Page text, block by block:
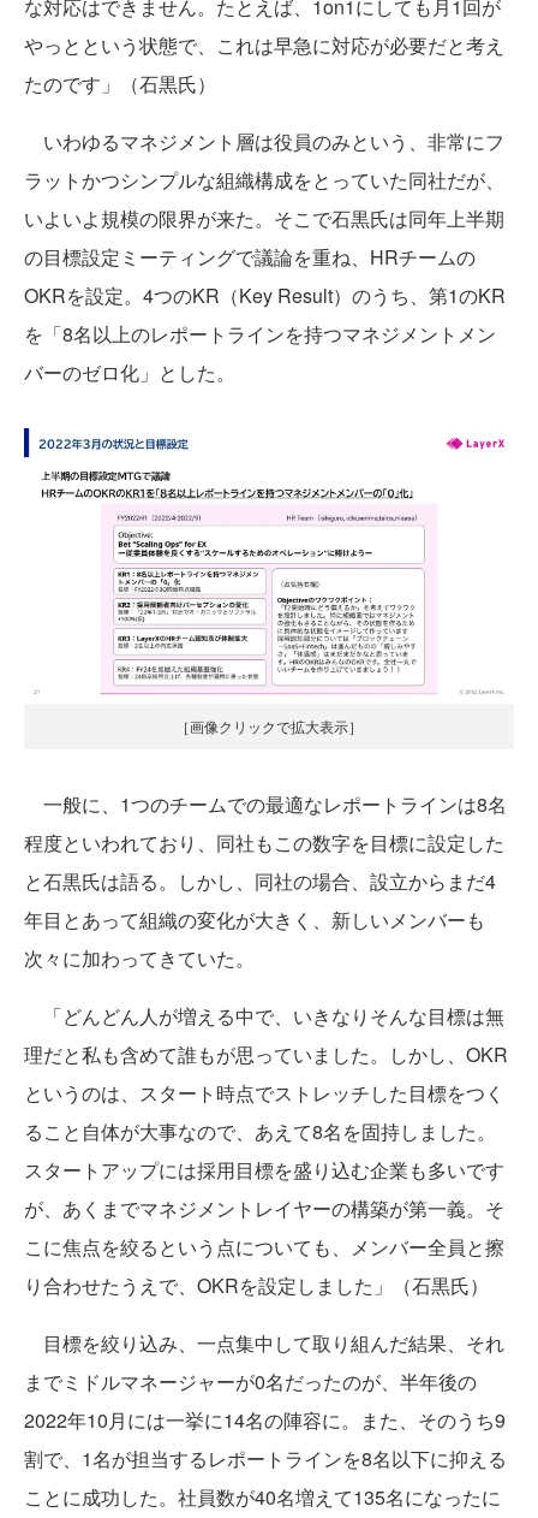
な対応はできません。たとえば、1on1にしても月1回が
やっとという状態で、これは早急に対応が必要だと考え
たのです」（石黒氏）
いわゆるマネジメント層は役員のみという、非常にフ
ラットかつシンプルな組織構成をとっていた同社だが、
いよいよ規模の限界が来た。そこで石黒氏は同年上半期
の目標設定ミーティングで議論を重ね、HRチームの
OKRを設定。4つのKR（Key Result）のうち、第1のKR
を「8名以上のレポートラインを持つマネジメントメン
バーのゼロ化」とした。
［画像クリックで拡大表示］
一般に、1つのチームでの最適なレポートラインは8名
程度といわれており、同社もこの数字を目標に設定した
と石黒氏は語る。しかし、同社の場合、設立からまだ4
年目とあって組織の変化が大きく、新しいメンバーも
次々に加わってきていた。
「どんどん人が増える中で、いきなりそんな目標は無
理だと私も含めて誰もが思っていました。しかし、OKR
というのは、スタート時点でストレッチした目標をつく
ること自体が大事なので、あえて8名を固持しました。
スタートアップには採用目標を盛り込む企業も多いです
が、あくまでマネジメントレイヤーの構築が第一義。そ
こに焦点を絞るという点についても、メンバー全員と擦
り合わせたうえで、OKRを設定しました」（石黒氏）
目標を絞り込み、一点集中して取り組んだ結果、それ
までミドルマネージャーが0名だったのが、半年後の
2022年10月には一挙に14名の陣容に。また、そのうち9
割で、1名が担当するレポートラインを8名以下に抑える
ことに成功した。社員数が40名増えて135名になったに